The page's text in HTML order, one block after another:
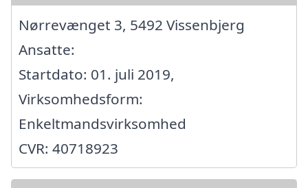
Nørrevænget 3, 5492 Vissenbjerg
Ansatte:
Startdato: 01. juli 2019,
Virksomhedsform:
Enkeltmandsvirksomhed
CVR: 40718923